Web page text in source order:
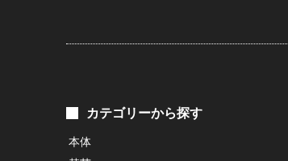
カテゴリーから探す
本体